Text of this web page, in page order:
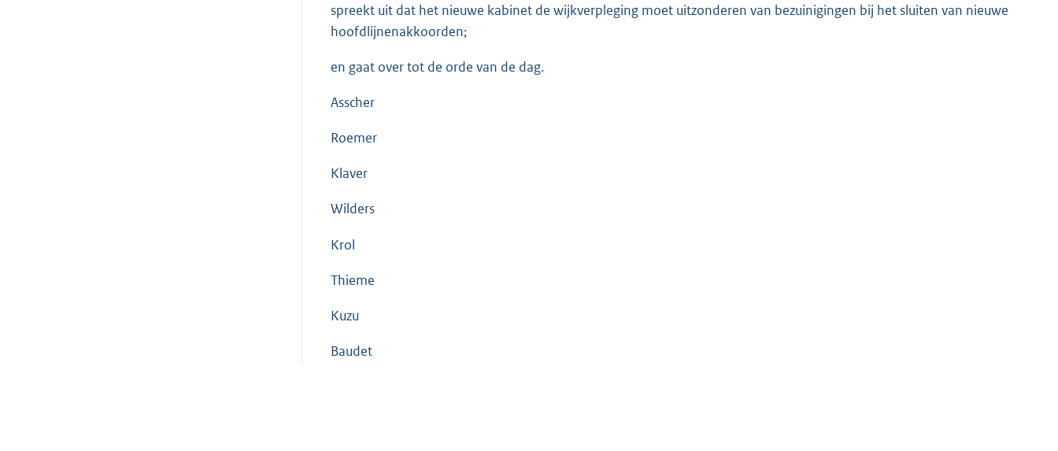
spreekt uit dat het nieuwe kabinet de wijkverpleging moet uitzonderen van bezuinigingen bij het sluiten van nieuwe
hoofdlijnenakkoorden;
en gaat over tot de orde van de dag.
Asscher
Roemer
Klaver
Wilders
Krol
Thieme
Kuzu
Baudet